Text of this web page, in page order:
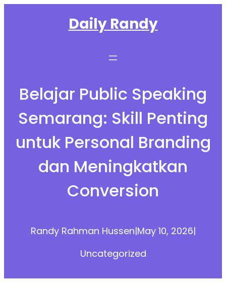
Daily Randy
Belajar Public Speaking
Semarang: Skill Penting
untuk Personal Branding
dan Meningkatkan
Conversion
Randy Rahman Hussen|May 10, 2026|
Uncategorized